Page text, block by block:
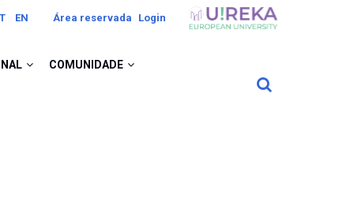
EN Área reservada Login Image
COMUNIDADE